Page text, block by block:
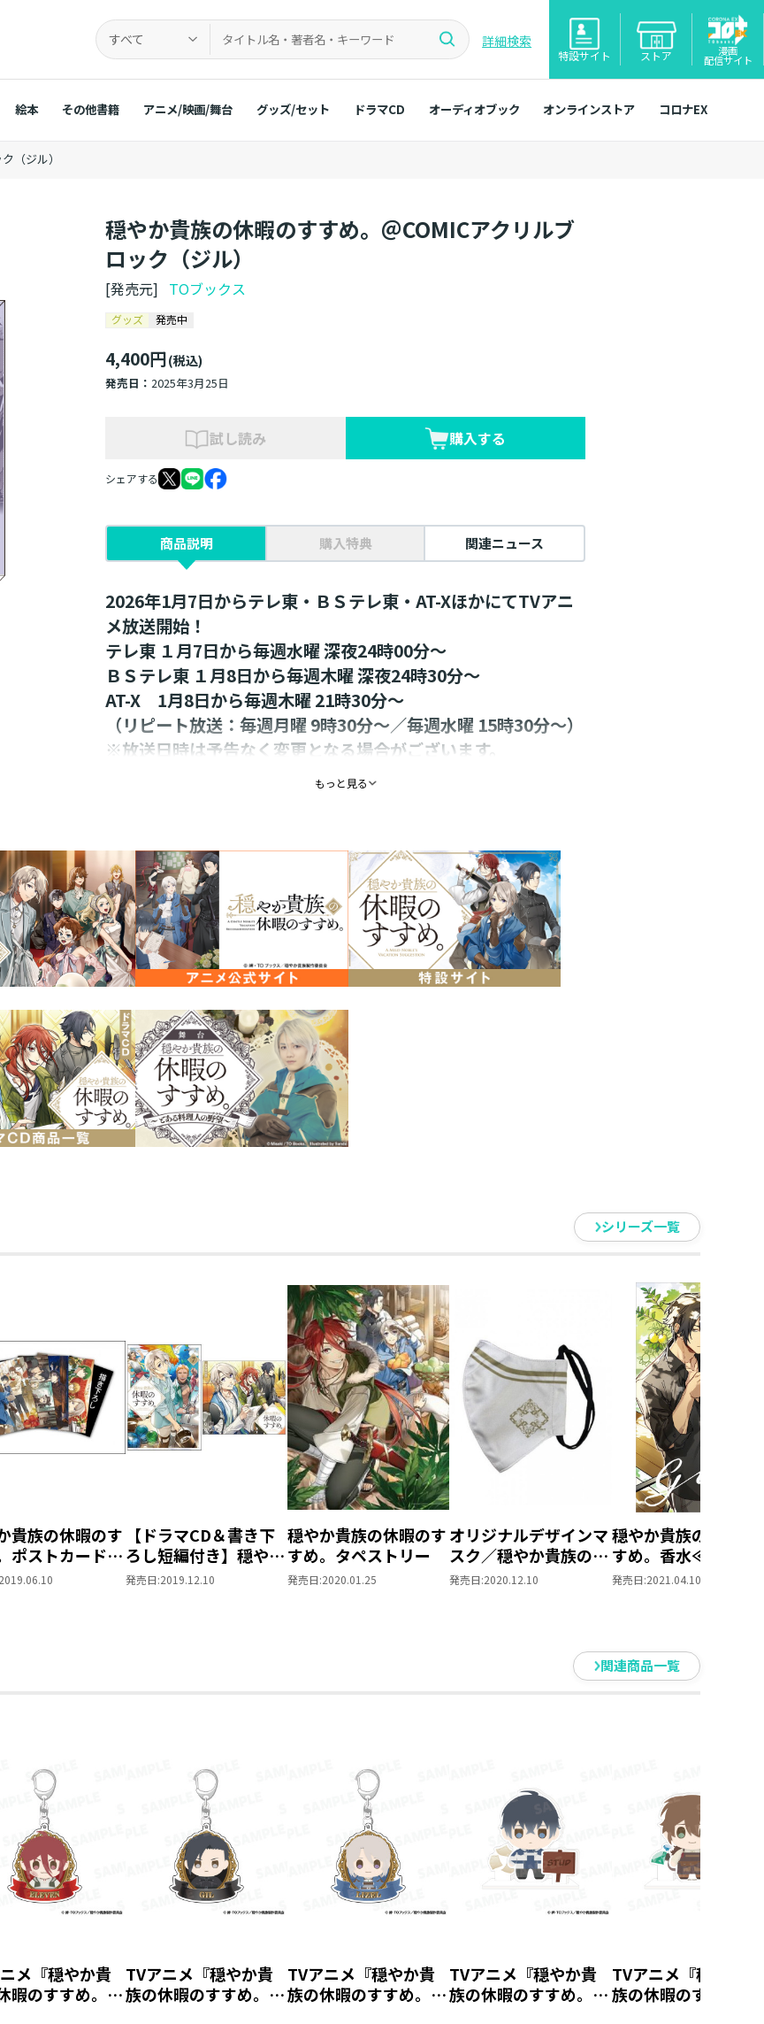
すべて 詳細検索
特設サイト ストア 漫画
配信サイト
絵本 その他書籍 アニメ/映画/舞台 グッズ/セット ドラマCD オーディオブック オンラインストア コロナEX
（ジル）
穏やか貴族の休暇のすすめ。＠COMICアクリルブ
ロック（ジル）
[発売元] TOブックス
グッズ 発売中
4,400円(税込)
発売日：2025年3月25日
試し読み 購入する
シェアする
商品説明 購入特典 関連ニュース
2026年1月7日からテレ東・ＢＳテレ東・AT-XほかにてTVアニ
メ放送開始！
テレ東 １月7日から毎週水曜 深夜24時00分～
ＢＳテレ東 １月8日から毎週木曜 深夜24時30分～
AT-X 1月8日から毎週木曜 21時30分～
（リピート放送：毎週月曜 9時30分～／毎週水曜 15時30分～）
※放送日時は予告なく変更となる場合がございます。
＜TSUTAYA 巡回 POP UP SHOP先行販売品＞
飾りやすいアクリルブロックになりました！
背面にはコミックスのコマがプリントされ、立体的にイラストをお楽しみ
いただけます🎵
サイズ：約H148×W100×D8mm
素材：アクリル
イラスト：百地
発売元：TOブックス
もっと見る
シリーズ一覧
貴族の休暇のす
ポストカードセ
2019.06.10
【ドラマCD＆書き下
ろし短編付き】穏やか
貴族の休暇のすすめ。
発売日:2019.12.10
穏やか貴族の休暇のす
すめ。タペストリー
発売日:2020.01.25
オリジナルデザインマ
スク／穏やか貴族の休
暇のすすめ。
発売日:2020.12.10
穏やか貴族の休暇の
すめ。香水≪ジルモ
ル≫
発売日:2021.04.10
関連商品一覧
メ『穏やか貴
暇のすすめ。』
TVアニメ『穏やか貴
族の休暇のすすめ。』
TVアニメ『穏やか貴
族の休暇のすすめ。』
TVアニメ『穏やか貴
族の休暇のすすめ。』
TVアニメ『穏やか貴
族の休暇のすすめ。